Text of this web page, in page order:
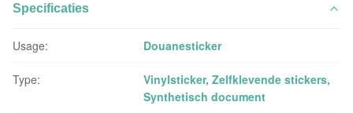
Specificaties
Usage: Douanesticker
Type:
Vinylsticker, Zelfklevende stickers,
Synthetisch document